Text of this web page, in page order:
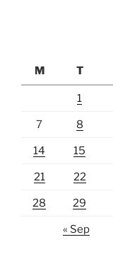
M
T
1
7 8
14 15
21 22
28 29
« Sep